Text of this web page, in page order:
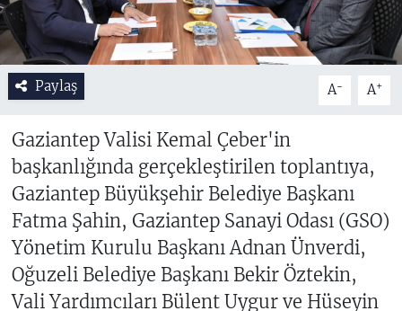
Paylaş A- A+
Gaziantep Valisi Kemal Çeber'in
başkanlığında gerçekleştirilen toplantıya,
Gaziantep Büyükşehir Belediye Başkanı
Fatma Şahin, Gaziantep Sanayi Odası (GSO)
Yönetim Kurulu Başkanı Adnan Ünverdi,
Oğuzeli Belediye Başkanı Bekir Öztekin,
Vali Yardımcıları Bülent Uygur ve Hüseyin